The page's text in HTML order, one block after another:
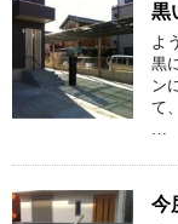
黒
よ
黒
ン
て
…
今